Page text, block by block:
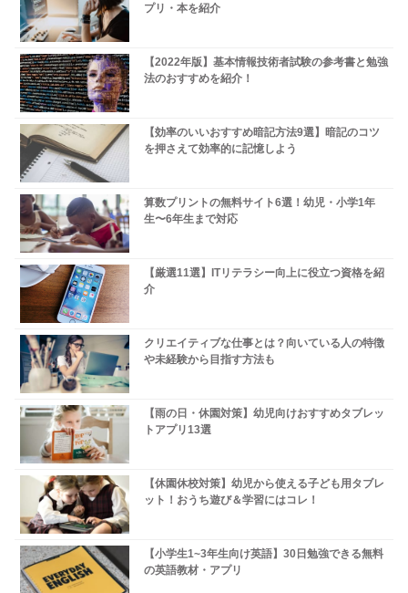
プリ・本を紹介
【2022年版】基本情報技術者試験の参考書と勉強
法のおすすめを紹介！
【効率のいいおすすめ暗記方法9選】暗記のコツ
を押さえて効率的に記憶しよう
算数プリントの無料サイト6選！幼児・小学1年
生〜6年生まで対応
【厳選11選】ITリテラシー向上に役立つ資格を紹
介
クリエイティブな仕事とは？向いている人の特徴
や未経験から目指す方法も
【雨の日・休園対策】幼児向けおすすめタブレッ
トアプリ13選
【休園休校対策】幼児から使える子ども用タブレ
ット！おうち遊び＆学習にはコレ！
【小学生1~3年生向け英語】30日勉強できる無料
の英語教材・アプリ